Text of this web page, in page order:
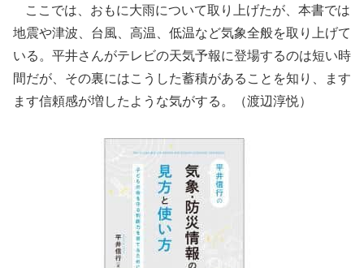
ここでは、おもに大雨について取り上げたが、本書では
地震や津波、台風、高温、低温など気象全般を取り上げて
いる。平井さんがテレビの天気予報に登場するのは短い時
間だが、その裏にはこうした蓄積があることを知り、ます
ます信頼感が増したような気がする。（渡辺淳悦）